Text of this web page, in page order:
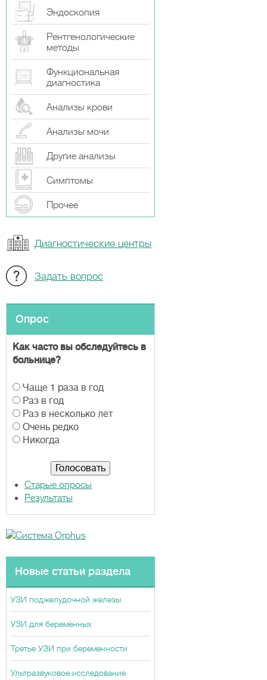
Эндоскопия
Рентгенологические
методы
Функциональная
диагностика
Анализы крови
Анализы мочи
Другие анализы
Симптомы
Прочeе
Диагностические центры
Задать вопрос
Опрос
Как часто вы обследуйтесь в
больнице?
В
а
р
и
а
Чаще 1 раза в год
Раз в год
Раз в несколько лет
Очень редко
Никогда
Старые опросы
Результаты
Новые статьи раздела
УЗИ поджелудочной железы
УЗИ для беременных
Третье УЗИ при беременности
Ультразвуковое исследование